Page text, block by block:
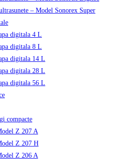
– Model Sonorex Super
digitala 4 L
digitala 8 L
digitala 14 L
digitala 28 L
digitala 56 L
compacte
Z 207 A
Z 207 H
Z 206 A